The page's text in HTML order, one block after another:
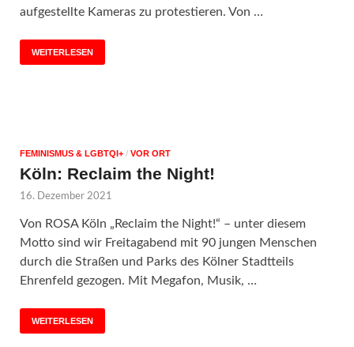
aufgestellte Kameras zu protestieren. Von …
WEITERLESEN
FEMINISMUS & LGBTQI+ / VOR ORT
Köln: Reclaim the Night!
16. Dezember 2021
Von ROSA Köln „Reclaim the Night!“ – unter diesem
Motto sind wir Freitagabend mit 90 jungen Menschen
durch die Straßen und Parks des Kölner Stadtteils
Ehrenfeld gezogen. Mit Megafon, Musik, …
WEITERLESEN